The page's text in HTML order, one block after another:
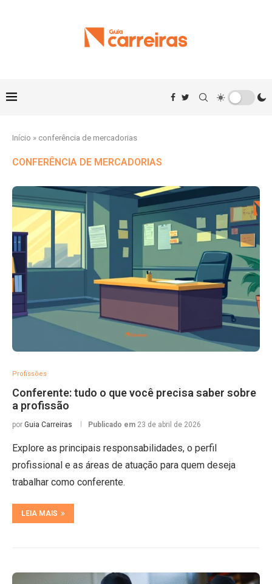
Início » conferência de mercadorias
CONFERÊNCIA DE MERCADORIAS
Profissões
Conferente: tudo o que você precisa saber sobre
a profissão
por Guia Carreiras Publicado em 23 de abril de 2026
Explore as principais responsabilidades, o perfil
profissional e as áreas de atuação para quem deseja
trabalhar como conferente.
LEIA MAIS